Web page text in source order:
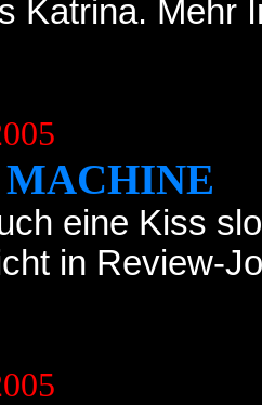
Katrina. Mehr
eine Kiss
in Review-